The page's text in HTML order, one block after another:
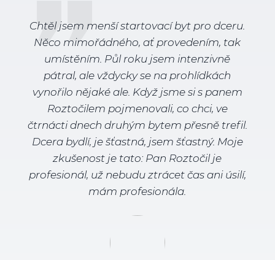
Chtěl jsem menší startovací byt pro dceru.
Něco mimořádného, ať provedením, tak
umístěním. Půl roku jsem intenzivně
pátral, ale vždycky se na prohlídkách
vynořilo nějaké ale. Když jsme si s panem
Roztočilem pojmenovali, co chci, ve
čtrnácti dnech druhým bytem přesně trefil.
Dcera bydlí, je šťastná, jsem šťastný. Moje
zkušenost je tato: Pan Roztočil je
profesionál, už nebudu ztrácet čas ani úsilí,
mám profesionála.